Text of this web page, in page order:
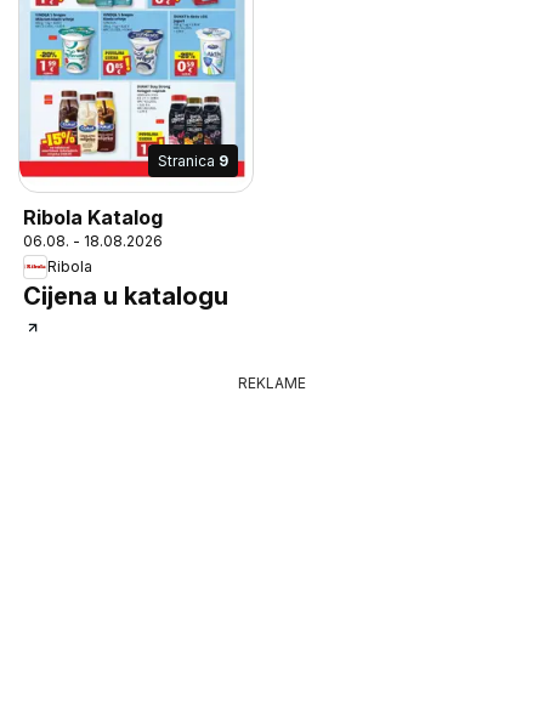
Stranica 9
Ribola Katalog
06.08. - 18.08.2026
Ribola
Cijena u katalogu
REKLAME